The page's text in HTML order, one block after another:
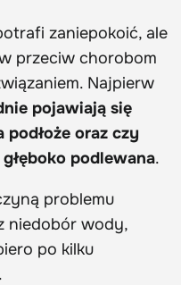
zaniepokoić, ale
przeciw chorobom
Najpierw
pojawiają się
oraz czy
podlewana.
problemu
niedobór wody,
po kilku